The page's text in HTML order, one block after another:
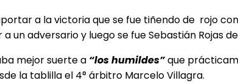
a la victoria que se fue tiñendo de rojo
un adversario y luego se fue Sebastián Rojas
mejor suerte a “los humildes”que
la tablilla el 4° árbitro Marcelo Villagra.